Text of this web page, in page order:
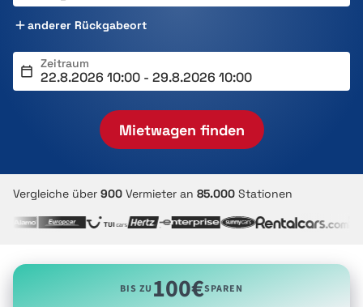
anderer Rückgabeort
Zeitraum
Mietwagen finden
Vergleiche über 900 Vermieter an 85.000 Stationen
BIS ZU100€SPAREN